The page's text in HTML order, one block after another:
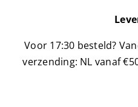
Voor 17:30 besteld?
verzending: NL vanaf